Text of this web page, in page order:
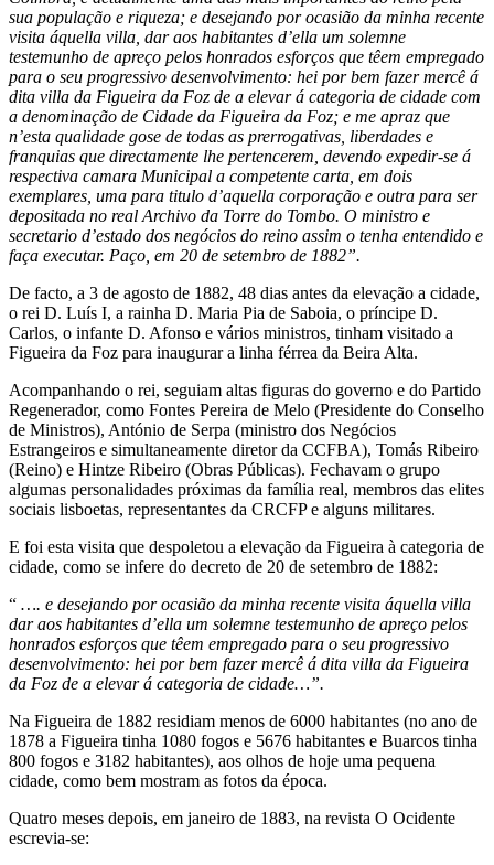
sua população e riqueza; e desejando por ocasião da minha recente
visita áquella villa, dar aos habitantes d’ella um solemne
testemunho de apreço pelos honrados esforços que têem empregado
para o seu progressivo desenvolvimento: hei por bem fazer mercê á
dita villa da Figueira da Foz de a elevar á categoria de cidade com
a denominação de Cidade da Figueira da Foz; e me apraz que
n’esta qualidade gose de todas as prerrogativas, liberdades e
franquias que directamente lhe pertencerem, devendo expedir-se á
respectiva camara Municipal a competente carta, em dois
exemplares, uma para titulo d’aquella corporação e outra para ser
depositada no real Archivo da Torre do Tombo. O ministro e
secretario d’estado dos negócios do reino assim o tenha entendido e
faça executar. Paço, em 20 de setembro de 1882”.
De facto, a 3 de agosto de 1882, 48 dias antes da elevação a cidade,
o rei D. Luís I, a rainha D. Maria Pia de Saboia, o príncipe D.
Carlos, o infante D. Afonso e vários ministros, tinham visitado a
Figueira da Foz para inaugurar a linha férrea da Beira Alta.
Acompanhando o rei, seguiam altas figuras do governo e do Partido
Regenerador, como Fontes Pereira de Melo (Presidente do Conselho
de Ministros), António de Serpa (ministro dos Negócios
Estrangeiros e simultaneamente diretor da CCFBA), Tomás Ribeiro
(Reino) e Hintze Ribeiro (Obras Públicas). Fechavam o grupo
algumas personalidades próximas da família real, membros das elites
sociais lisboetas, representantes da CRCFP e alguns militares.
E foi esta visita que despoletou a elevação da Figueira à categoria de
cidade, como se infere do decreto de 20 de setembro de 1882:
“ …. e desejando por ocasião da minha recente visita áquella villa
dar aos habitantes d’ella um solemne testemunho de apreço pelos
honrados esforços que têem empregado para o seu progressivo
desenvolvimento: hei por bem fazer mercê á dita villa da Figueira
da Foz de a elevar á categoria de cidade…”.
Na Figueira de 1882 residiam menos de 6000 habitantes (no ano de
1878 a Figueira tinha 1080 fogos e 5676 habitantes e Buarcos tinha
800 fogos e 3182 habitantes), aos olhos de hoje uma pequena
cidade, como bem mostram as fotos da época.
Quatro meses depois, em janeiro de 1883, na revista O Ocidente
escrevia-se: